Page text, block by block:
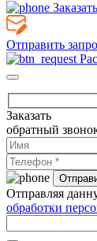
Отправить
Заказать
обратный
Отправляя
обработки